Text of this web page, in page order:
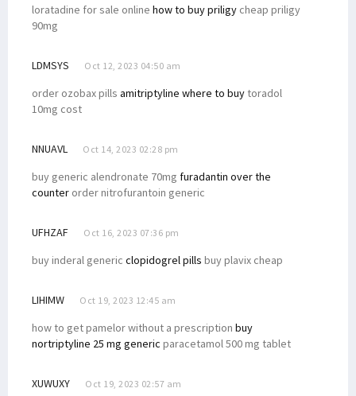
loratadine for sale online how to buy priligy cheap priligy
90mg
LDMSYS Oct 12, 2023 04:50 am
order ozobax pills amitriptyline where to buytoradol
10mg cost
NNUAVL Oct 14, 2023 02:28 pm
buy generic alendronate 70mg furadantin over the
counter order nitrofurantoin generic
UFHZAF Oct 16, 2023 07:36 pm
buy inderal generic clopidogrel pills buy plavix cheap
LIHIMW Oct 19, 2023 12:45 am
how to get pamelor without a prescription buy
nortriptyline 25 mg generic paracetamol 500 mg tablet
XUWUXY Oct 19, 2023 02:57 am